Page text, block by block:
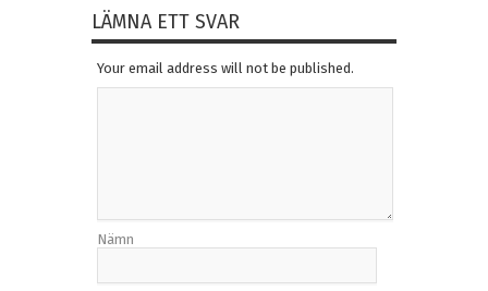
LÄMNA ETT SVAR
Your email address will not be published.
Nämn